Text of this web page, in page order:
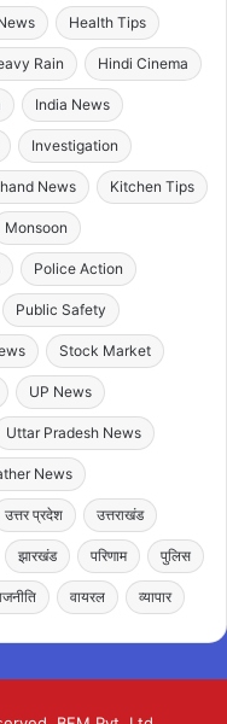
Health Tips
Rain Hindi Cinema
India News
Investigation
News Kitchen Tips
Monsoon
Police Action
Public Safety
Stock Market
UP News
Uttar Pradesh News
News
उत्तर प्रदेश उत्तराखंड
झारखंड परिणाम पुलिस
वायरल व्यापार